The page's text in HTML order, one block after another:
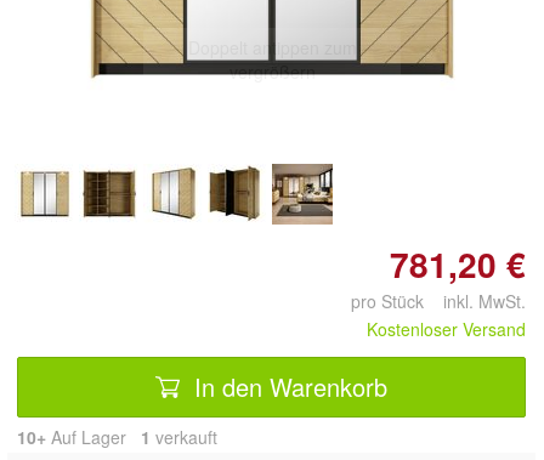
vergrößern
781,20 €
pro Stück inkl. MwSt.
Kostenloser Versand
In den Warenkorb
10+ Auf Lager 1 verkauft